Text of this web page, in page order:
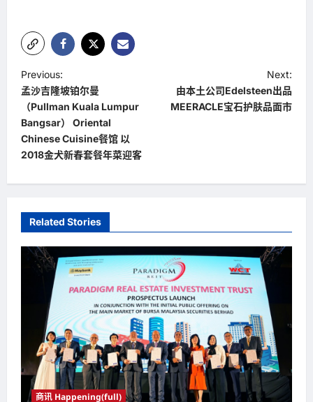
P
o
s
t
n
a
g
Previous:
孟沙吉隆坡铂尔曼
（Pullman Kuala Lumpur
Bangsar） Oriental
Chinese Cuisine餐馆 以
2018金犬新春套餐年菜迎客
Next:
由本土公司Edelsteen出品
MEERACLE宝石护肤品面市
Related Stories
商讯 Happening(full)